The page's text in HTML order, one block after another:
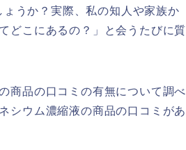
うか？実際、私の知人や家族か
どこにあるの？」と会うたびに質
商品の口コミの有無について調べ
シウム濃縮液の商品の口コミがあ